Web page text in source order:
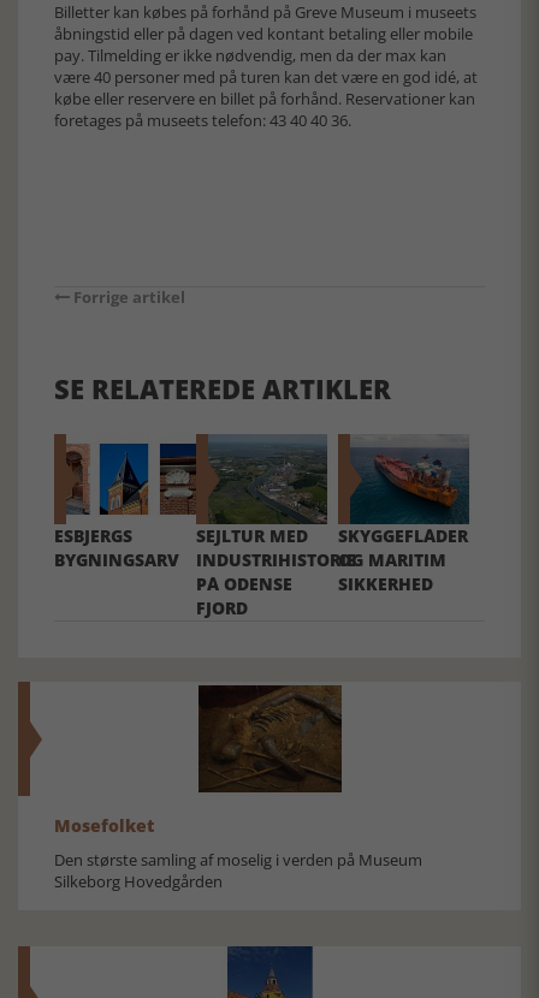
Billetter kan købes på forhånd på Greve Museum i museets
åbningstid eller på dagen ved kontant betaling eller mobile
pay. Tilmelding er ikke nødvendig, men da der max kan
være 40 personer med på turen kan det være en god idé, at
købe eller reservere en billet på forhånd. Reservationer kan
foretages på museets telefon: 43 40 40 36.
Forrige artikel
SE RELATEREDE ARTIKLER
ESBJERGS
BYGNINGSARV
SEJLTUR MED
INDUSTRIHISTORIE
PÅ ODENSE
FJORD
SKYGGEFLÅDER
OG MARITIM
SIKKERHED
Mosefolket
Den største samling af moselig i verden på Museum
Silkeborg Hovedgården